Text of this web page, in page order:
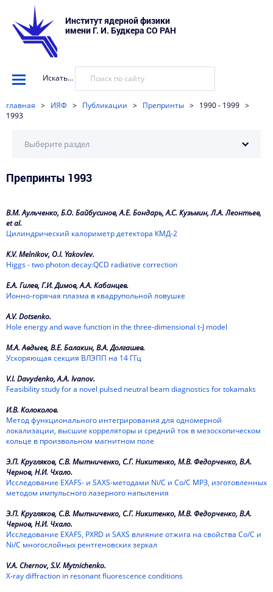
Институт ядерной физики
имени Г. И. Будкера СО РАН
Искать...
главная > ИЯФ > Публикации > Препринты > 1990 - 1999 >
1993
2026
2022
2021
2020
2018
2017
2016
2015
2013
2012
2011
2010
2009
Выберите раздел
Препринты 1993
В.М. Аульченко, Б.О. Байбусинов, А.Е. Бондарь, А.С. Кузьмин, Л.А. Леонтьев,
et al.
Цилиндрический калориметр детектора КМД-2
K.V. Melnikov, O.I. Yakovlev.
Higgs - two photon decay:QCD radiative correction
Е.А. Гилев, Г.И. Димов, А.А. Кабанцев.
Ионно-горячая плазма в квадрупольной ловушке
A.V. Dotsenko.
Hole energy and wave function in the three-dimensional t-J model
М.А. Авдыев, В.Е. Балакин, В.А. Долгашев.
Ускоряющая секция ВЛЭПП на 14 ГГц
V.I. Davydenko, A.A. Ivanov.
Feasibility study for a novel pulsed neutral beam diagnostics for tokamaks
И.В. Колоколов.
Метод функционального интегрирования для одномерной
локализации, высшие корреляторы и средний ток в мезоскопическом
кольце в произвольном магнитном поле
Э.П. Кругляков, С.В. Мытниченко, С.Г. Никитенко, М.В. Федорченко, В.А.
Чернов, Н.И. Чхало.
Исследование EXAFS- и SAXS-методами Ni/C и Co/C МРЗ, изготовленных
методом импульсного лазерного напыления
Э.П. Кругляков, С.В. Мытниченко, С.Г. Никитенко, М.В. Федорченко, В.А.
Чернов, Н.И. Чхало.
Исследование EXAFS, PXRD и SAXS влияние отжига на свойства Co/C и
Ni/C многослойных рентгеновских зеркал
V.A. Chernov, S.V. Mytnichenko.
X-ray diffraction in resonant fluorescence conditions